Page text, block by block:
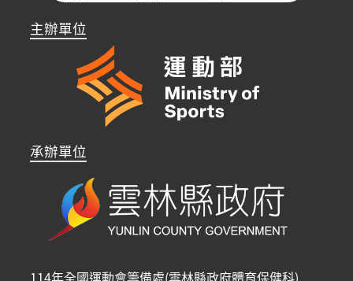
主辦單位
承辦單位
114年全國運動會籌備處(雲林縣政府體育保健科)